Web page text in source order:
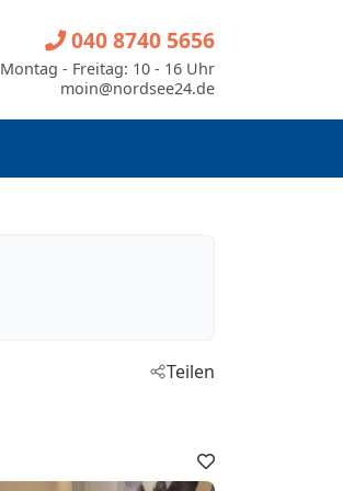
040 8740 5656
Montag - Freitag: 10 - 16 Uhr
moin@nordsee24.de
Teilen